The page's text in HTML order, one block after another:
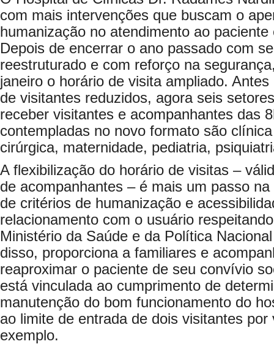
com mais intervenções que buscam o
humanização no atendimento ao
Depois de encerrar o ano passado com
reestruturado e com reforço na
janeiro o horário de visita ampliado.
de visitantes reduzidos, agora seis
receber visitantes e acompanhantes das
contempladas no novo formato são
cirúrgica, maternidade, pediatria,
A flexibilização do horário de visitas –
de acompanhantes – é mais um passo
de critérios de humanização e
relacionamento com o usuário
Ministério da Saúde e da Política
disso, proporciona a familiares e
reaproximar o paciente de seu convívio
está vinculada ao cumprimento de
manutenção do bom funcionamento do
ao limite de entrada de dois visitantes por
exemplo.